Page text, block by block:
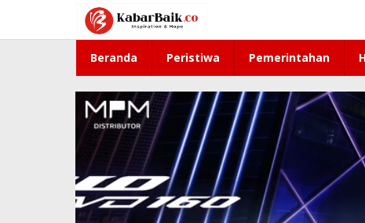
konten
Beranda Peristiwa Pemerintahan